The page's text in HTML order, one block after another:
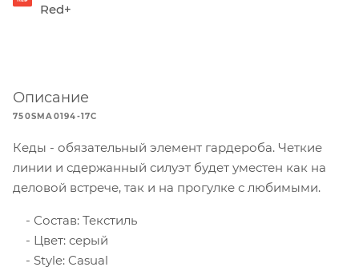
Red+
Описание
750SMA0194-17C
Кеды - обязательный элемент гардероба. Четкие
линии и сдержанный силуэт будет уместен как на
деловой встрече, так и на прогулке с любимыми.
Состав: Текстиль
Цвет: серый
Style: Casual